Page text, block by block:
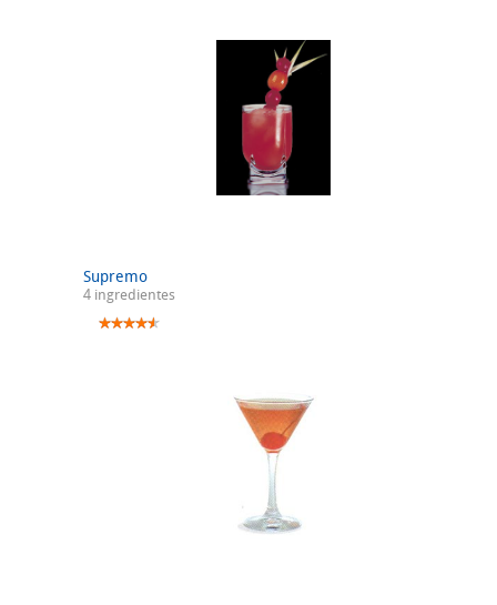
Supremo
4 ingredientes